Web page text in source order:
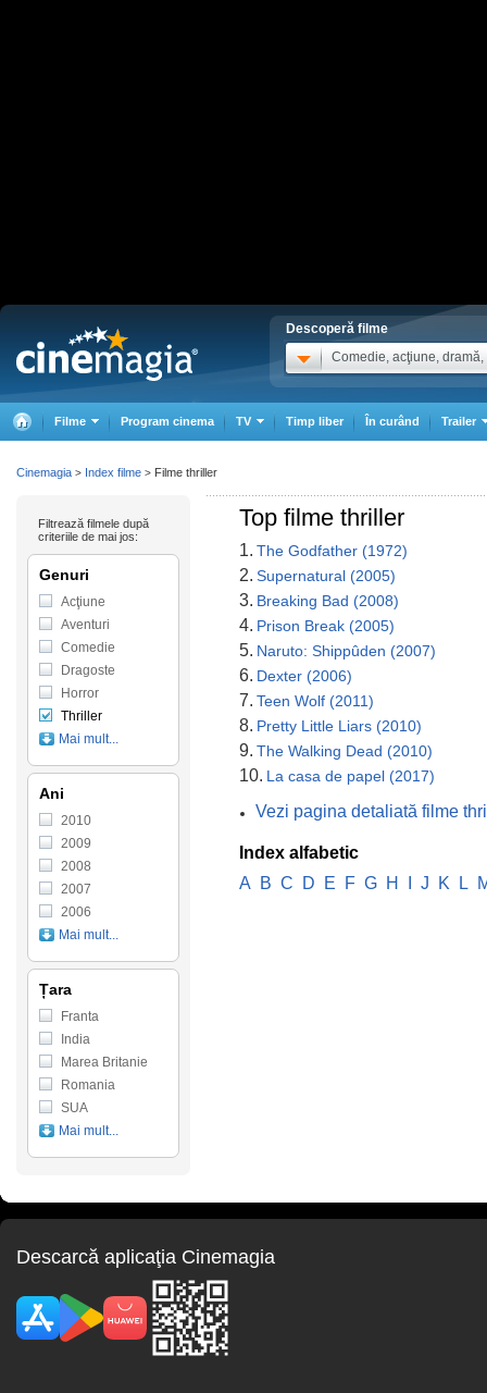
Descoperă filme
Comedie, acţiune, dramă,
Filme Program cinema TV Timp liber În curând Trailer
Top filme thriller
1. The Godfather (1972)
2. Supernatural (2005)
3. Breaking Bad (2008)
4. Prison Break (2005)
5. Naruto: Shippûden (2007)
6. Dexter (2006)
7. Teen Wolf (2011)
8. Pretty Little Liars (2010)
9. The Walking Dead (2010)
10. La casa de papel (2017)
Vezi pagina detaliată filme
Index alfabetic
A
B C D E F G H J K L
Filtrează filmele după
criteriile de mai jos:
Genuri
Acţiune
Aventuri
Comedie
Dragoste
Horror
Thriller
Mai mult...
Ani
2010
2009
2008
2007
2006
Mai mult...
Țara
Franta
India
Marea Britanie
Romania
SUA
Mai mult...
Cinemagia > Index filme > Filme thriller
Descarcă aplicaţia Cinemagia